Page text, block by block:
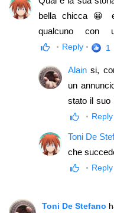
bella chicca 😀
qualcuno con
dell'acustica e
Reply 1
Alain si,
un
stato il suo
telefonate
diventati
Reply
Toni De
che
Reply
Toni De Stefano